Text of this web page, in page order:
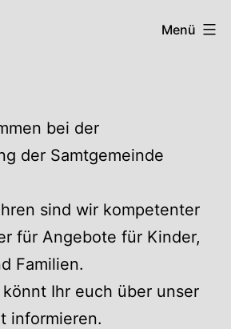
Menü
bei der
der Samtgemeinde
sind wir kompetenter
für Angebote für Kinder,
Familien.
Ihr euch über unser
informieren.